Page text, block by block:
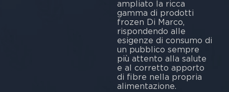
ampliato la ricca
gamma di prodotti
frozen Di Marco,
rispondendo alle
esigenze di consumo di
un pubblico sempre
più attento alla salute
e al corretto apporto
di fibre nella propria
alimentazione.